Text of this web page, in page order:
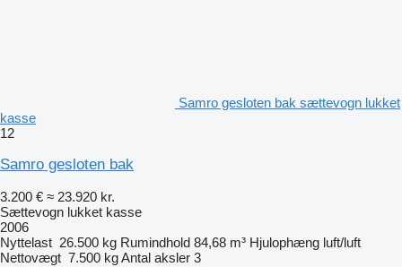
Samro gesloten bak sættevogn lukket
kasse
12
Samro gesloten bak
3.200 € ≈ 23.920 kr.
Sættevogn lukket kasse
2006
Nyttelast 26.500 kg Rumindhold 84,68 m³ Hjulophæng luft/luft
Nettovægt 7.500 kgAntal aksler 3